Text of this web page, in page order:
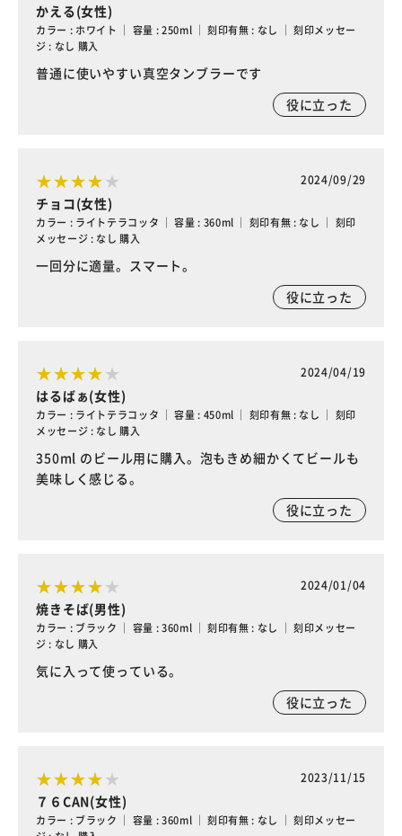
かえる(女性)
カラー : ホワイト ｜ 容量 : 250ml ｜ 刻印有無 : なし ｜ 刻印メッセー
ジ : なし 購入
普通に使いやすい真空タンブラーです
役に立った
2024/09/29
チョコ(女性)
カラー : ライトテラコッタ ｜ 容量 : 360ml ｜ 刻印有無 : なし ｜ 刻印
メッセージ : なし 購入
一回分に適量。スマート。
役に立った
2024/04/19
はるばぁ(女性)
カラー : ライトテラコッタ ｜ 容量 : 450ml ｜ 刻印有無 : なし ｜ 刻印
メッセージ : なし 購入
350ml のビール用に購入。泡もきめ細かくてビールも
美味しく感じる。
役に立った
2024/01/04
焼きそば(男性)
カラー : ブラック ｜ 容量 : 360ml ｜ 刻印有無 : なし ｜ 刻印メッセー
ジ : なし 購入
気に入って使っている。
役に立った
2023/11/15
７６CAN(女性)
カラー : ブラック ｜ 容量 : 360ml ｜ 刻印有無 : なし ｜ 刻印メッセー